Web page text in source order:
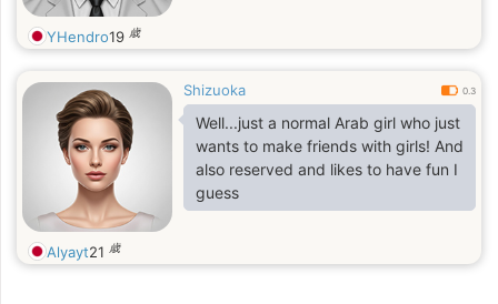
YHendro19 歳
Shizuoka 0.3
Well...just a normal Arab girl who just
wants to make friends with girls! And
also reserved and likes to have fun I
guess
Alyayt21 歳